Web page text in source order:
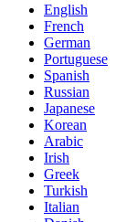
English
French
German
Portuguese
Spanish
Russian
Japanese
Korean
Arabic
Irish
Greek
Turkish
Italian